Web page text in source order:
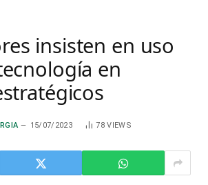
insisten en uso
en
15/07/2023 78VIEWS